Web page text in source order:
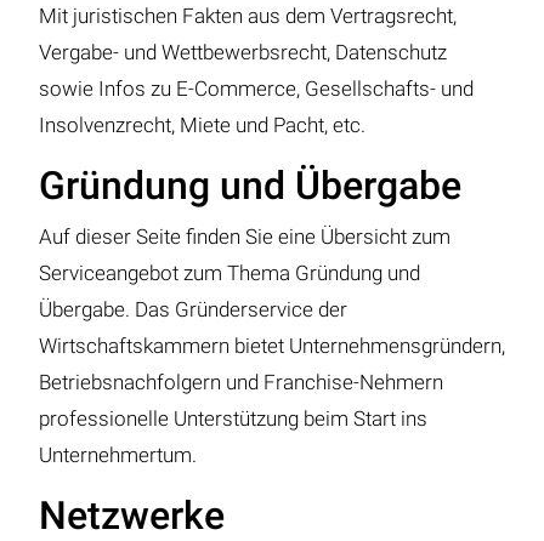
Mit juristischen Fakten aus dem Vertragsrecht,
Vergabe- und Wettbewerbsrecht, Datenschutz
sowie Infos zu E-Commerce, Gesellschafts- und
Insolvenzrecht, Miete und Pacht, etc.
Gründung und Übergabe
Auf dieser Seite finden Sie eine Übersicht zum
Serviceangebot zum Thema Gründung und
Übergabe. Das Gründerservice der
Wirtschaftskammern bietet Unternehmensgründern,
Betriebsnachfolgern und Franchise-Nehmern
professionelle Unterstützung beim Start ins
Unternehmertum.
Netzwerke